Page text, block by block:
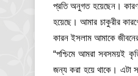
প্রতি অনুগত হয়েছেন।
হয়েছে। আমার চাকুরীর
কারন ইসলাম আমাকে
“পশ্চিমে আমরা সবসময়ই
জন্য করা হয়ে থাকে। এটা